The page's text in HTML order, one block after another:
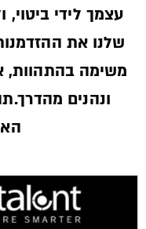
עצמך לידי ביטוי,
שלנו את
משימה בהתהוות,
ונהנים